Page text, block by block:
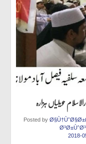
حویلیاں ہزارہ
Posted by
2018-